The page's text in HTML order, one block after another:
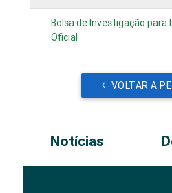
Bolsa de Investigação para
Oficial
VOLTAR A
Notícias